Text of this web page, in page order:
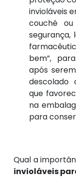
invioláveis
couché
segurança,
bem”,
após
descolado
que
na
para
Qual a
invioláveis